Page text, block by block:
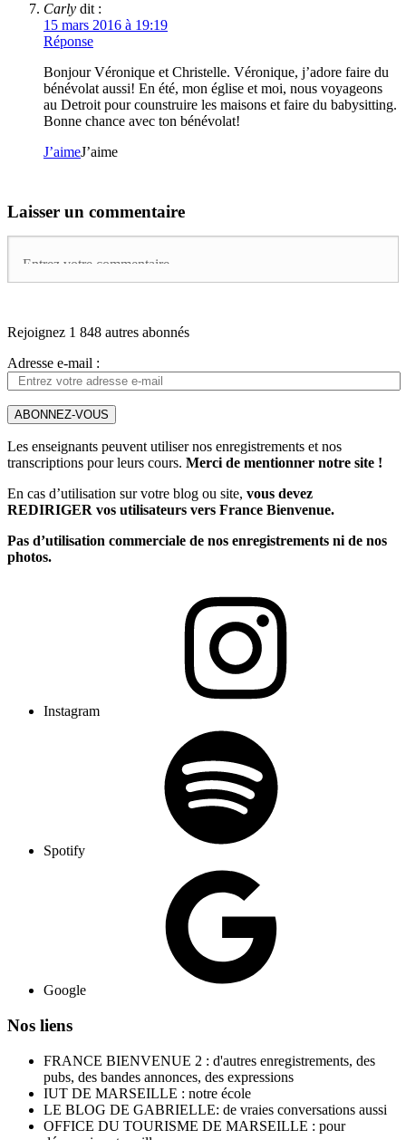
Carly dit :
15 mars 2016 à 19:19
Réponse
Bonjour Véronique et Christelle. Véronique, j’adore faire du
bénévolat aussi! En été, mon église et moi, nous voyageons
au Detroit pour counstruire les maisons et faire du babysitting.
Bonne chance avec ton bénévolat!
J’aimeJ’aime
Laisser un commentaire
Rejoignez 1 848 autres abonnés
Adresse e-mail :
ABONNEZ-VOUS
Les enseignants peuvent utiliser nos enregistrements et nos
transcriptions pour leurs cours. Merci de mentionner notre site !
En cas d’utilisation sur votre blog ou site, vous devez
REDIRIGER vos utilisateurs vers France Bienvenue.
Pas d’utilisation commerciale de nos enregistrements ni de nos
photos.
Instagram
Spotify
Google
Nos liens
FRANCE BIENVENUE 2 : d'autres enregistrements, des
pubs, des bandes annonces, des expressions
IUT DE MARSEILLE : notre école
LE BLOG DE GABRIELLE: de vraies conversations aussi
OFFICE DU TOURISME DE MARSEILLE : pour